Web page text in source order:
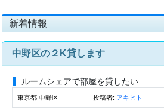
新着情報
中野区の２K貸します
ルームシェアで部屋を貸したい
東京都 中野区 投稿者: アキヒト